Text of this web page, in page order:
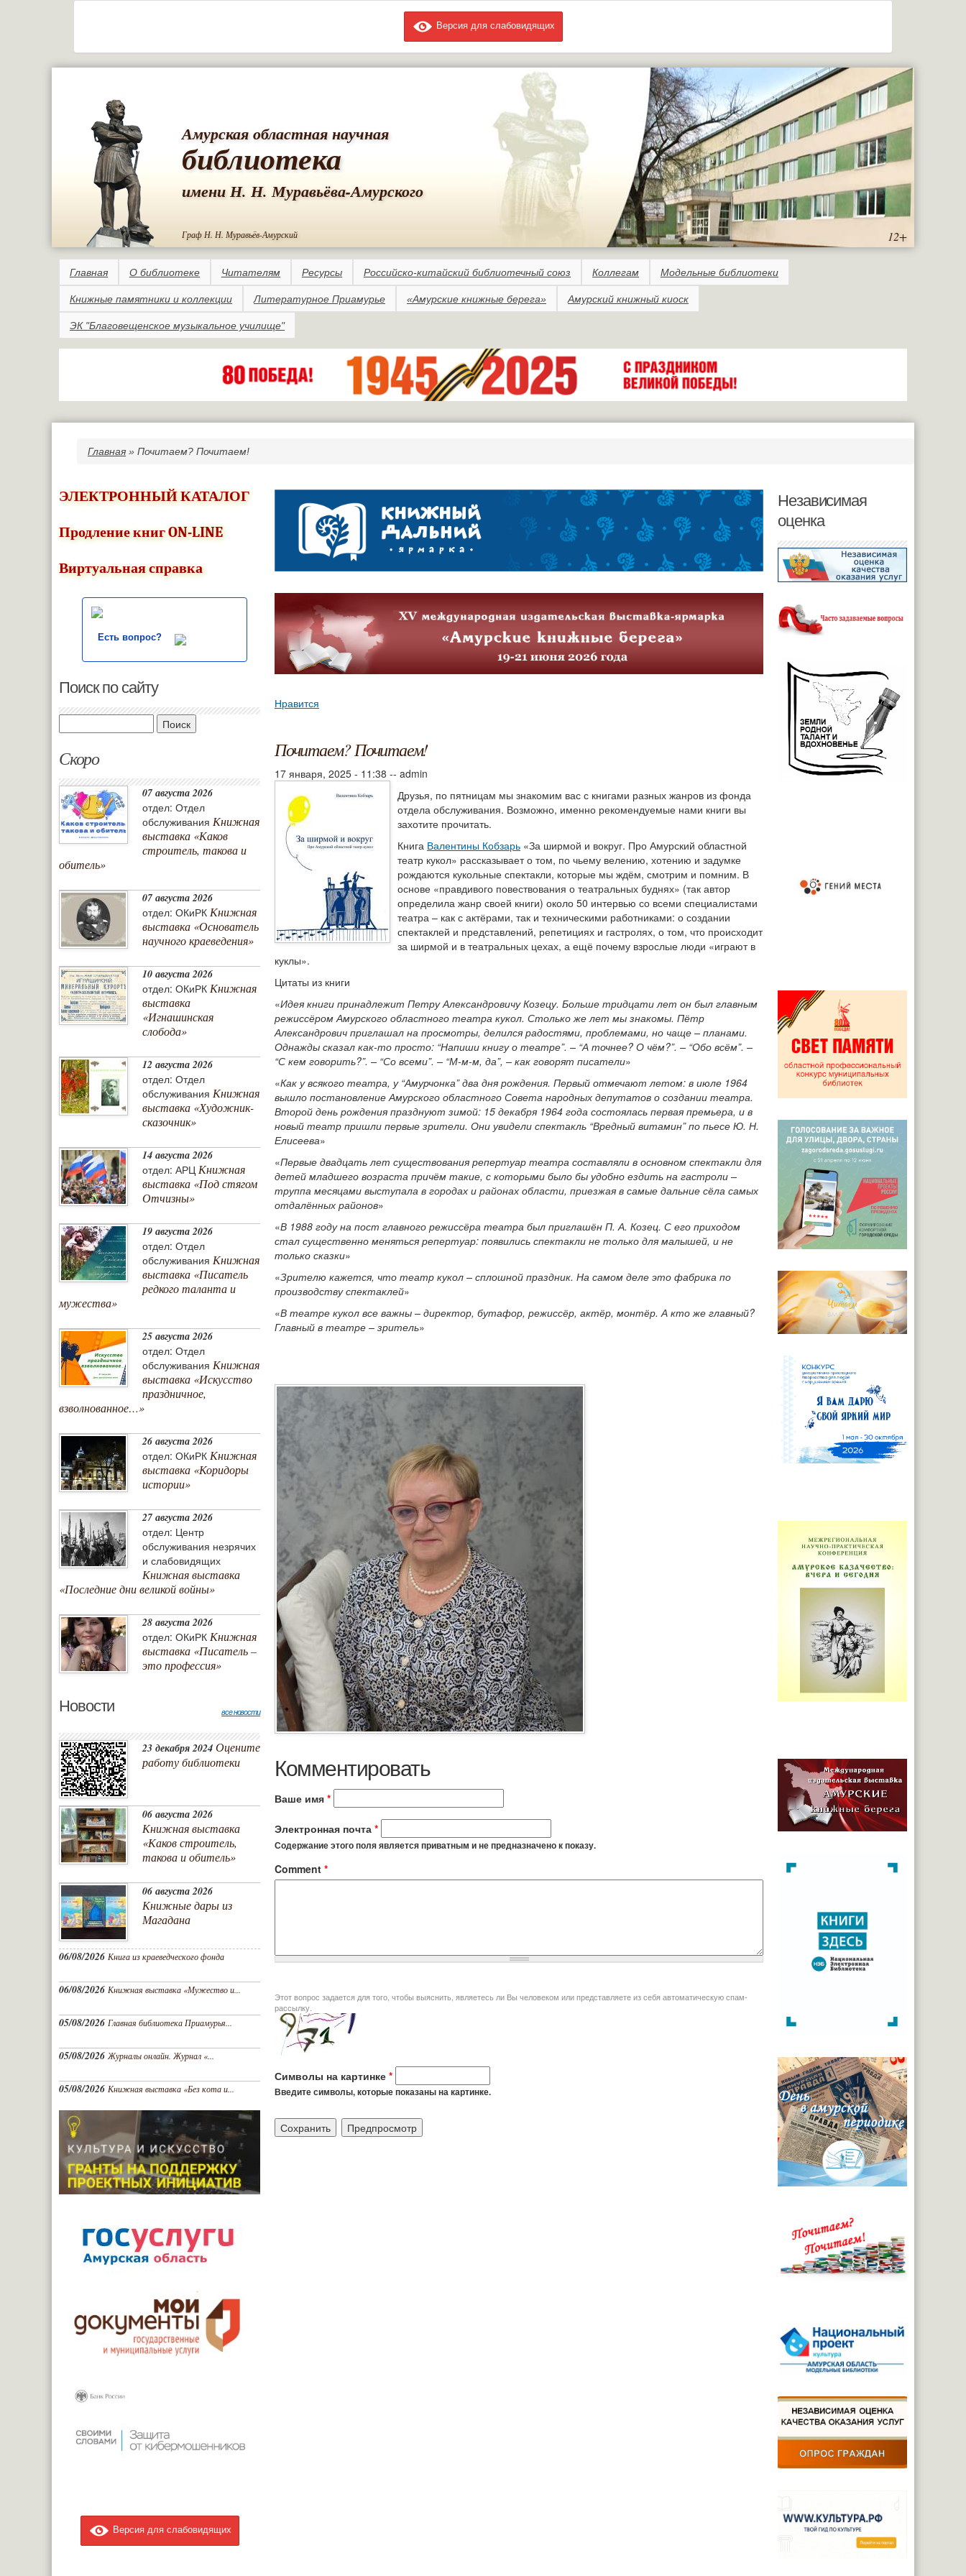
Версия для слабовидящих
Амурская областная научная
библиотека
имени Н. Н. Муравьёва-Амурского
Граф Н. Н. Муравьёв-Амурский 12+
Главная О библиотеке Читателям Ресурсы Российско-китайский библиотечный союз Коллегам Модельные библиотеки
Книжные памятники и коллекции Литературное Приамурье «Амурские книжные берега» Амурский книжный киоск
ЭК "Благовещенское музыкальное училище"
Вы здесь
Главная » Почитаем? Почитаем!
ЭЛЕКТРОННЫЙ КАТАЛОГ
Продление книг ON-LINE
Виртуальная справка
Есть вопрос?
Поиск по сайту
Скоро
07 августа 2026
отдел: Отдел
обслуживания Книжная
выставка «Каков
строитель, такова и
обитель»
07 августа 2026
отдел: ОКиРК Книжная
выставка «Основатель
научного краеведения»
10 августа 2026
отдел: ОКиРК Книжная
выставка
«Игнашинская
слобода»
12 августа 2026
отдел: Отдел
обслуживания Книжная
выставка «Художник-
сказочник»
14 августа 2026
отдел: АРЦ Книжная
выставка «Под стягом
Отчизны»
19 августа 2026
отдел: Отдел
обслуживания Книжная
выставка «Писатель
редкого таланта и
мужества»
25 августа 2026
отдел: Отдел
обслуживания Книжная
выставка «Искусство
праздничное,
взволнованное…»
26 августа 2026
отдел: ОКиРК Книжная
выставка «Коридоры
истории»
27 августа 2026
отдел: Центр
обслуживания незрячих
и слабовидящих
Книжная выставка
«Последние дни великой войны»
28 августа 2026
отдел: ОКиРК Книжная
выставка «Писатель –
это профессия»
Новости все новости
23 декабря 2024 Оцените
работу библиотеки
06 августа 2026
Книжная выставка
«Каков строитель,
такова и обитель»
06 августа 2026
Книжные дары из
Магадана
06/08/2026 Книга из краеведческого фонда
06/08/2026 Книжная выставка «Мужество и...
05/08/2026 Главная библиотека Приамурья...
05/08/2026Журналы онлайн. Журнал «...
05/08/2026 Книжная выставка «Без кота и...
Версия для слабовидящих
Нравится
Почитаем? Почитаем!
17 января, 2025 - 11:38 -- admin
Друзья, по пятницам мы знакомим вас с книгами разных жанров из фонда
отдела обслуживания. Возможно, именно рекомендуемые нами книги вы
захотите прочитать.
Книга Валентины Кобзарь «За ширмой и вокруг. Про Амурский областной
театр кукол» рассказывает о том, по чьему велению, хотению и задумке
рождаются кукольные спектакли, которые мы ждём, смотрим и помним. В
основе «правдивого повествования о театральных буднях» (так автор
определила жанр своей книги) около 50 интервью со всеми специалистами
театра – как с актёрами, так и техническими работниками: о создании
спектаклей и представлений, репетициях и гастролях, о том, что происходит
за ширмой и в театральных цехах, а ещё почему взрослые люди «играют в
куклы».
Цитаты из книги
«Идея книги принадлежит Петру Александровичу Козецу. Больше тридцати лет он был главным
режиссёром Амурского областного театра кукол. Столько же лет мы знакомы. Пётр
Александрович приглашал на просмотры, делился радостями, проблемами, но чаще – планами.
Однажды сказал как-то просто: “Напиши книгу о театре”. – “А точнее? О чём?”. – “Обо всём”. –
“С кем говорить?”. – “Со всеми”. – “М-м-м, да”, – как говорят писатели»
«Как у всякого театра, у “Амурчонка” два дня рождения. Первый отмечают летом: в июле 1964
вышло постановление Амурского областного Совета народных депутатов о создании театра.
Второй день рождения празднуют зимой: 15 декабря 1964 года состоялась первая премьера, и в
новый театр пришли первые зрители. Они увидели спектакль “Вредный витамин” по пьесе Ю. Н.
Елисеева»
«Первые двадцать лет существования репертуар театра составляли в основном спектакли для
детей младшего возраста причём такие, с которыми было бы удобно ездить на гастроли –
труппа месяцами выступала в городах и районах области, приезжая в самые дальние сёла самых
отдалённых районов»
«В 1988 году на пост главного режиссёра театра был приглашён П. А. Козец. С его приходом
стал существенно меняться репертуар: появились спектакли не только для малышей, и не
только сказки»
«Зрителю кажется, что театр кукол – сплошной праздник. На самом деле это фабрика по
производству спектаклей»
«В театре кукол все важны – директор, бутафор, режиссёр, актёр, монтёр. А кто же главный?
Главный в театре – зритель»
Комментировать
Ваше имя *
Электронная почта *
Содержание этого поля является приватным и не предназначено к показу.
Comment *
Этот вопрос задается для того, чтобы выяснить, являетесь ли Вы человеком или представляете из себя автоматическую спам-
рассылку.
Символы на картинке *
Введите символы, которые показаны на картинке.
Независимая
оценка